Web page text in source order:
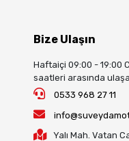
Bize Ulaşın
Haftaiçi 09:00 - 19:00
saatleri arasında
0533 968 27 11
Yalı Mah. Vatan